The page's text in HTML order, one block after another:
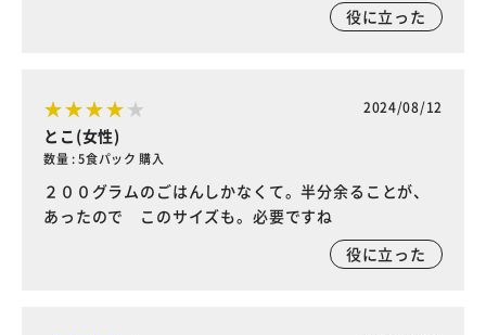
役に立った
2024/08/12
とこ(女性)
数量 : 5食パック 購入
２００グラムのごはんしかなくて。半分余ることが、
あったので このサイズも。必要ですね
役に立った